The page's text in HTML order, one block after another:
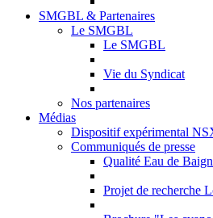
SMGBL & Partenaires
Le SMGBL
Le SMGBL
Vie du Syndicat
Nos partenaires
Médias
Dispositif expérimental
Communiqués de presse
Qualité Eau de
Projet de recherche